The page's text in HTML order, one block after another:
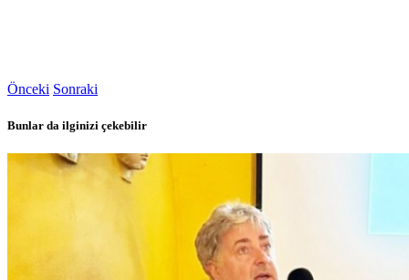
Önceki Sonraki
Bunlar da ilginizi çekebilir